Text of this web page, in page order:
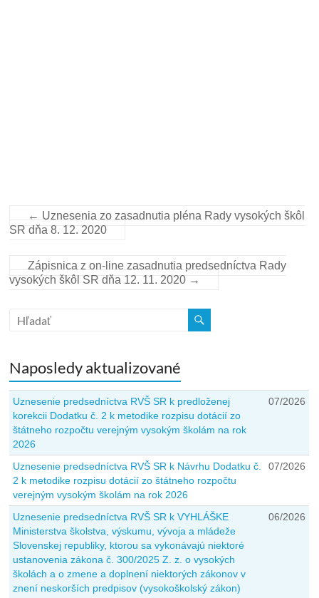
← Uznesenia zo zasadnutia pléna Rady vysokých škôl
SR dňa 8. 12. 2020
Zápisnica z on-line zasadnutia predsedníctva Rady
vysokých škôl SR dňa 12. 11. 2020 →
Naposledy aktualizované
Uznesenie predsedníctva RVŠ SR k predloženej
korekcii Dodatku č. 2 k metodike rozpisu dotácií zo
štátneho rozpočtu verejným vysokým školám na rok
2026
07/2026
Uznesenie predsedníctva RVŠ SR k Návrhu Dodatku č.
2 k metodike rozpisu dotácií zo štátneho rozpočtu
verejným vysokým školám na rok 2026
07/2026
Uznesenie predsedníctva RVŠ SR k VYHLÁŠKE
Ministerstva školstva, výskumu, vývoja a mládeže
Slovenskej republiky, ktorou sa vykonávajú niektoré
ustanovenia zákona č. 300/2025 Z. z. o vysokých
školách a o zmene a doplnení niektorých zákonov v
znení neskorších predpisov (vysokoškolský zákon)
06/2026